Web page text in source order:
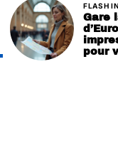
FLASH
Gare
pour